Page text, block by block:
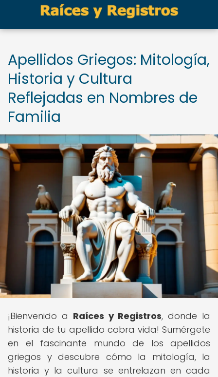
Apellidos Griegos: Mitología,
Historia y Cultura
Reflejadas en Nombres de
Familia
¡Bienvenido a Raíces y Registros, donde la
historia de tu apellido cobra vida! Sumérgete
en el fascinante mundo de los apellidos
griegos y descubre cómo la mitología, la
historia y la cultura se entrelazan en cada